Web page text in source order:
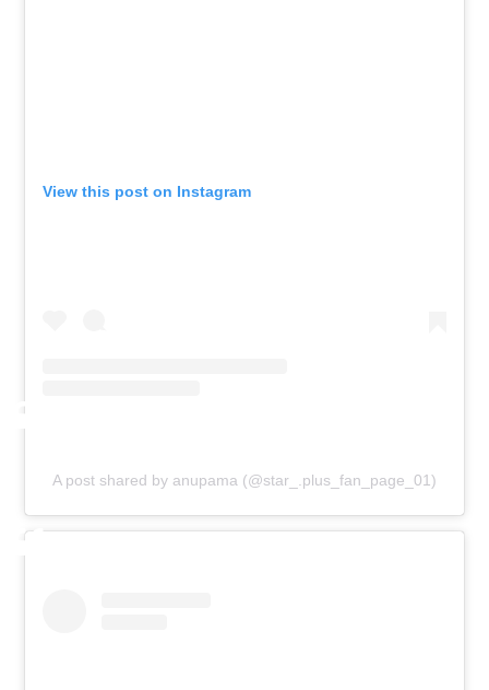
View this post on Instagram
A post shared by anupama (@star_.plus_fan_page_01)